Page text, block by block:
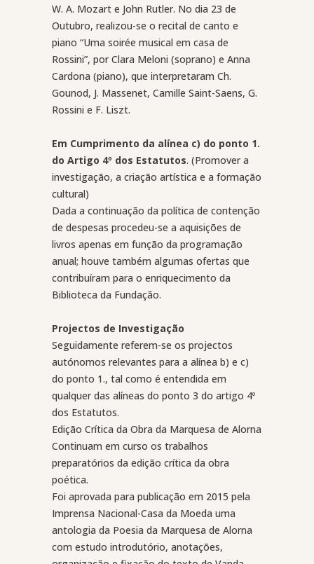
W. A. Mozart e John Rutler. No dia 23 de
Outubro, realizou-se o recital de canto e
piano “Uma soirée musical em casa de
Rossini”, por Clara Meloni (soprano) e Anna
Cardona (piano), que interpretaram Ch.
Gounod, J. Massenet, Camille Saint-Saens, G.
Rossini e F. Liszt.
Em Cumprimento da alínea c) do ponto 1.
do Artigo 4º dos Estatutos. (Promover a
investigação, a criação artística e a formação
cultural)
Dada a continuação da política de contenção
de despesas procedeu-se a aquisições de
livros apenas em função da programação
anual; houve também algumas ofertas que
contribuíram para o enriquecimento da
Biblioteca da Fundação.
Projectos de Investigação
Seguidamente referem-se os projectos
autónomos relevantes para a alínea b) e c)
do ponto 1., tal como é entendida em
qualquer das alíneas do ponto 3 do artigo 4º
dos Estatutos.
Edição Crítica da Obra da Marquesa de Alorna
Continuam em curso os trabalhos
preparatórios da edição crítica da obra
poética.
Foi aprovada para publicação em 2015 pela
Imprensa Nacional-Casa da Moeda uma
antologia da Poesia da Marquesa de Alorna
com estudo introdutório, anotações,